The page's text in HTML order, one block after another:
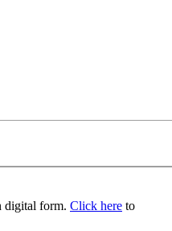
digital form. Click here to